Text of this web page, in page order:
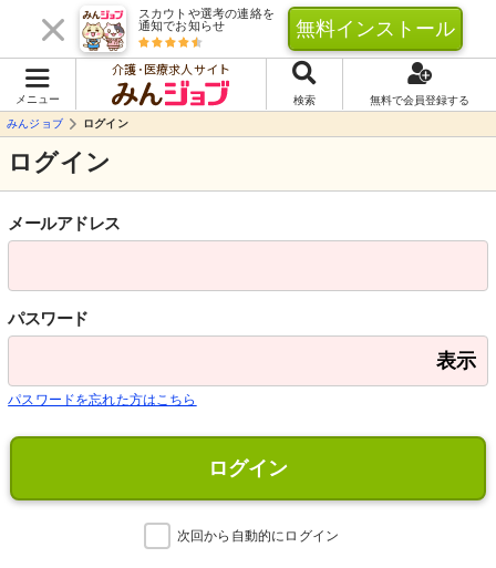
スカウトや選考の連絡を
通知でお知らせ
無料インストール
メニュー
介護･医療求人サイト
検索
無料で会員登録する
みんジョブ
ログイン
ログイン
メールアドレス
パスワード
表示
パスワードを忘れた方はこちら
ログイン
次回から自動的にログイン